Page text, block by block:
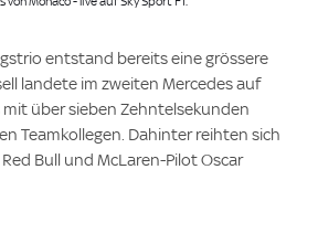
entstand bereits eine grössere
landete im zweiten Mercedes auf
mit über sieben Zehntelsekunden
Teamkollegen. Dahinter reihten sich
Bull und McLaren-Pilot Oscar